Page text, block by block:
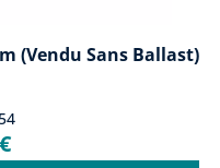
(vendu Sans Ballast)